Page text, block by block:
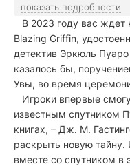
показать подробности
В 2023 году вас ждет
Blazing Griffin,
детектив Эркюль
казалось бы,
Увы, во время
Игроки впервые
известным спутником
книгах, – Дж. М.
раскрыть новую тайну.
вместе со спутником в